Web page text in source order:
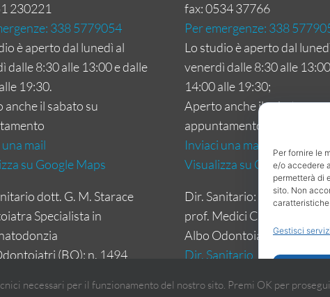
Per fornire le
e/o accedere
permetterà di
sito. Non
Gestisci servizi
230221
338 5779054
è aperto dal lunedì al
dalle 8:30 alle 13:00 e dalle
19:30.
anche il sabato su
mail
su Google Maps
dott. G. M. Starace
Specialista in
(BO): n. 1494
fax: 0534 37766
Per emergenze: 338
Lo studio è aperto dal
venerdì dalle 8:30 alle
14:00 alle 19:30;
Aperto anche il sabato su
appuntamento
Inviaci una mail
Visualizza su Google Maps
Dir. Sanitario: dr.ssa C.
prof. Medici Chirurghi (BO):
Albo Odontoiatri (BO): n.
Dir. Sanitario
necessari per il funzionamento del nostro sito. Premi OK per